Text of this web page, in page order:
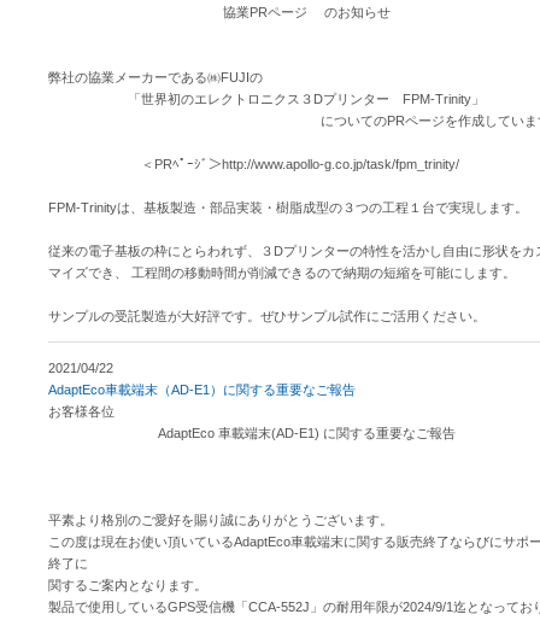
協業PRページ のお知らせ
弊社の協業メーカーである㈱FUJIの
「世界初のエレクトロニクス３Dプリンター FPM-Trinity」
についてのPRページを作成してい
＜PRﾍﾟｰｼﾞ＞http://www.apollo-g.co.jp/task/fpm_trinity/
FPM-Trinityは、基板製造・部品実装・樹脂成型の３つの工程１台で実現します。
従来の電子基板の枠にとらわれず、３Dプリンターの特性を活かし自由に形状をカ
マイズでき、 工程間の移動時間が削減できるので納期の短縮を可能にします。
サンプルの受託製造が大好評です。ぜひサンプル試作にご活用ください。
2021/04/22
AdaptEco車載端末（AD-E1）に関する重要なご報告
お客様各位
AdaptEco 車載端末(AD-E1) に関する重要なご報告
平素より格別のご愛好を賜り誠にありがとうございます。
この度は現在お使い頂いているAdaptEco車載端末に関する販売終了ならびにサポ
終了に
関するご案内となります。
製品で使用しているGPS受信機「CCA-552J」の耐用年限が2024/9/1迄となってお